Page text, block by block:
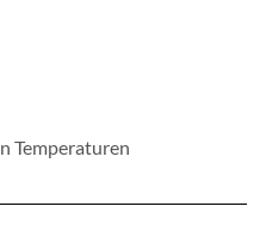
Temperaturen